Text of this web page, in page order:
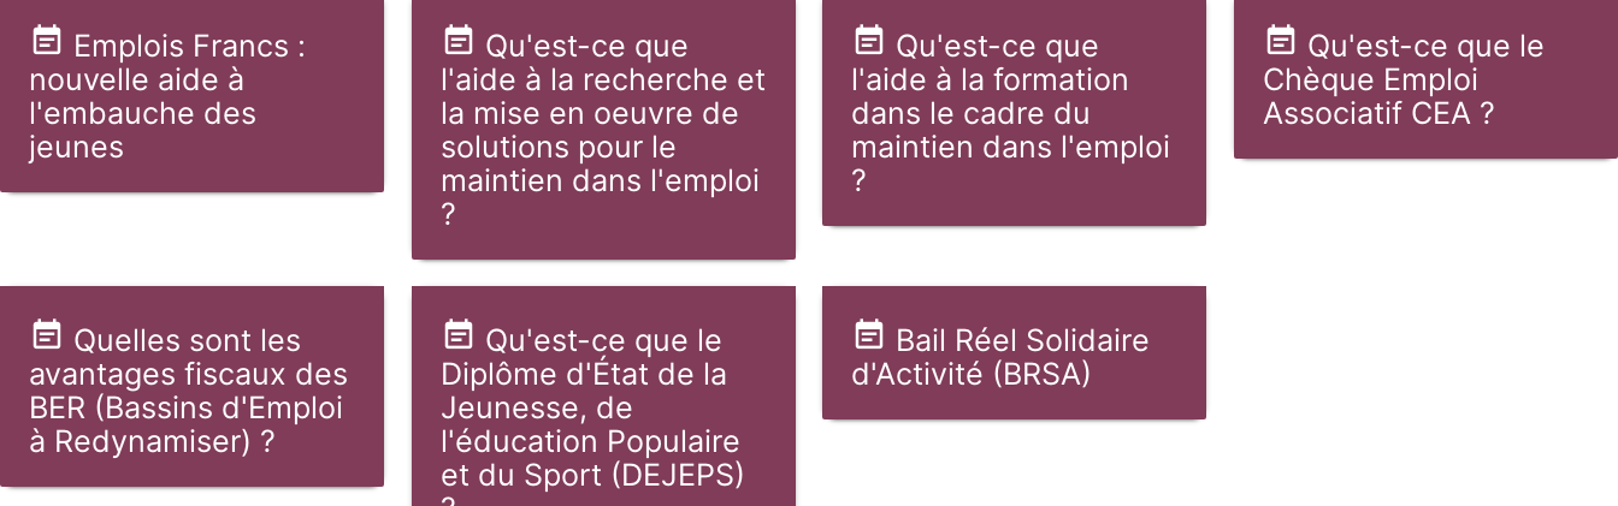
Emplois Francs :
nouvelle aide à
l'embauche des
jeunes
Qu'est-ce que
l'aide à la recherche et
la mise en oeuvre de
solutions pour le
maintien dans l'emploi
?
Qu'est-ce que
l'aide à la formation
dans le cadre du
maintien dans l'emploi
?
Qu'est-ce que le
Chèque Emploi
Associatif CEA ?
Quelles sont les
avantages fiscaux des
BER (Bassins d'Emploi
à Redynamiser) ?
Qu'est-ce que le
Diplôme d'État de la
Jeunesse, de
l'éducation Populaire
et du Sport (DEJEPS)
Bail Réel Solidaire
d'Activité (BRSA)